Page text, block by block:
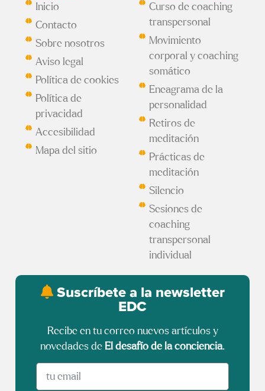
Inicio
Contacto
Sobre nosotros
Aviso legal
Política de cookies
Política de
privacidad
Accesibilidad
Mapa del sitio
Curso de coaching
transpersonal
Movimiento
corporal y coaching
somático
Eneagrama de la
personalidad
Retiros de
meditación
Prácticas de
meditación
Silencio
Sesiones de
coaching
transpersonal
individual
Suscríbete a la newsletter
EDC
Recibe en tu correo nuevos artículos y
novedades de El desafío de la conciencia.